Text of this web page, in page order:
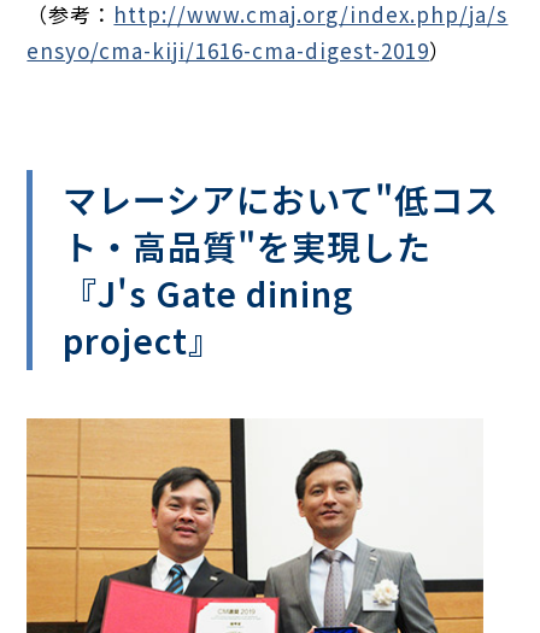
（参考： http://www.cmaj.org/index.php/ja/s
ensyo/cma-kiji/1616-cma-digest-2019）
マレーシアにおいて"低コス
ト・高品質"を実現した
『J's Gate dining
project』